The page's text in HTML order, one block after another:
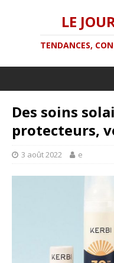
LE
TENDANCES,
Des soins
protecteurs,
3 août 2022 e